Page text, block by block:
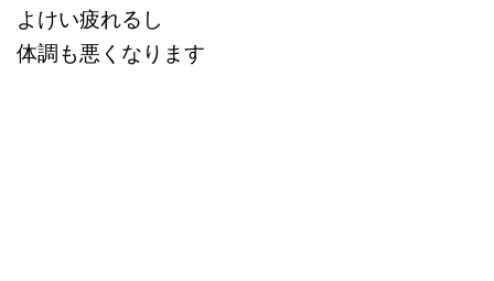
よけい疲れるし
体調も悪くなります